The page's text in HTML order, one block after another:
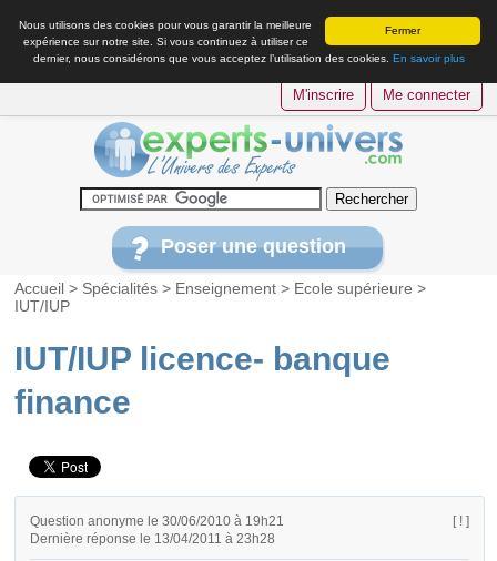
Fermer
Nous utilisons des cookies pour vous garantir la meilleure
expérience sur notre site. Si vous continuez à utiliser ce
dernier, nous considérons que vous acceptez l’utilisation des cookies. En savoir plus
M'inscrire Me connecter
Poser une question
Accueil > Spécialités > Enseignement > Ecole supérieure >
IUT/IUP
IUT/IUP licence- banque
finance
Question anonyme le 30/06/2010 à 19h21
Dernière réponse le 13/04/2011 à 23h28
[ ! ]